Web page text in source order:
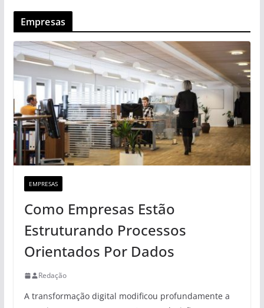
Empresas
EMPRESAS
Como Empresas Estão
Estruturando Processos
Orientados Por Dados
Redação
A transformação digital modificou profundamente a